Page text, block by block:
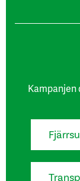
Kampanjen